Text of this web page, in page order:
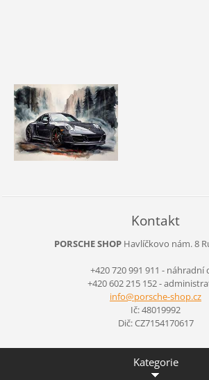
Kontakt
PORSCHE SHOP Havlíčkovo nám. 8
+420 720 991 911 - náhradní
+420 602 215 152 -
info@porsche-shop.cz
Ič: 48019992
Dič: CZ7154170617
Kategorie